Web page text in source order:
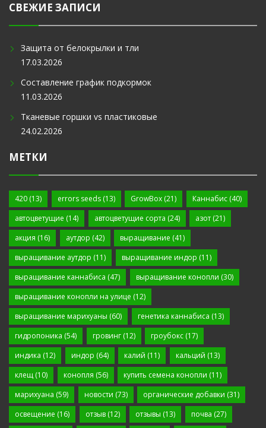
СВЕЖИЕ ЗАПИСИ
Защита от белокрылки и тли
17.03.2026
Составление график подкормок
11.03.2026
Тканевые горшки vs пластиковые
24.02.2026
МЕТКИ
420 (13) errors seeds(13) GrowBox (21) Каннабис(40)
автоцветущие (14) автоцветущие сорта (24) азот (21)
акция (16) аутдор (42) выращивание (41)
выращивание аутдор (11) выращивание индор (11)
выращивание каннабиса (47) выращивание конопли (30)
выращивание конопли на улице (12)
выращивание марихуаны (60) генетика каннабиса (13)
гидропоника (54) гровинг(12) гроубокс (17)
индика (12) индор (64) калий (11) кальций (13)
клещ (10) конопля (56) купить семена конопли (11)
марихуана (59) новости (73) органические добавки (31)
освещение (16) отзыв(12) отзывы (13) почва (27)